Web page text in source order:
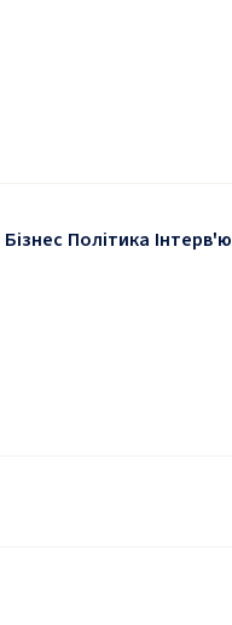
Бізнес Політика Інтерв'ю